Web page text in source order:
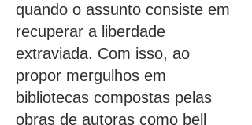
quando o assunto consiste em
recuperar a liberdade
extraviada. Com isso, ao
propor mergulhos em
bibliotecas compostas pelas
obras de autoras como bell